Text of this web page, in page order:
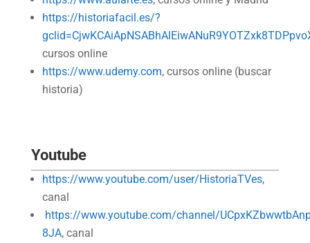
https://historiafacil.es/?
cursos online
https://www.udemy.com, cursos online (buscar
historia)
Youtube
https://www.youtube.com/user/HistoriaTVes,
canal
https://www.youtube.com/channel/
8JA, canal